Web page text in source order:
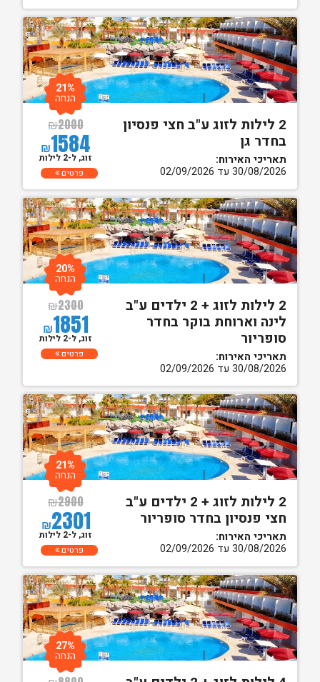
2 לילות לזוג ע"ב חצי פנסיון
בחדר גן
תאריכי האירוח:
30/08/2026 עד 02/09/2026
₪2000
₪1584
21%
הנחה
זוג, ל-2 לילות
פרטים
2 לילות לזוג + 2 ילדים ע"ב
לינה וארוחת בוקר בחדר
סופריור
תאריכי האירוח:
30/08/2026 עד 02/09/2026
₪2300
₪1851
20%
הנחה
זוג, ל-2 לילות
פרטים
2 לילות לזוג + 2 ילדים ע"ב
חצי פנסיון בחדר סופריור
תאריכי האירוח:
30/08/2026 עד 02/09/2026
₪2900
₪2301
21%
הנחה
זוג, ל-2 לילות
פרטים
27%
הנחה